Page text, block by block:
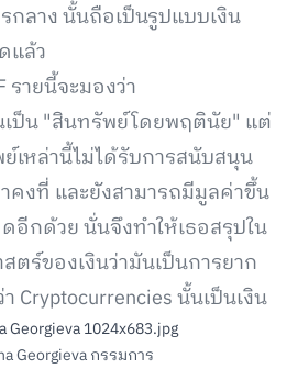
กลาง นั้นถือเป็นรูปแบบเงิน
แล้ว
ายนี้จะมองว่า
เป็น "สินทรัพย์โดยพฤตินัย" แต่
เหล่านี้ไม่ได้รับการสนับสนุน
งที่ และยังสามารถมีมูลค่าขึ้น
อีกด้วย นั่นจึงทำให้เธอสรุปใน
ตร์ของเงินว่ามันเป็นการยาก
Cryptocurrencies นั้นเป็นเงิน
Georgieva กรรมการ